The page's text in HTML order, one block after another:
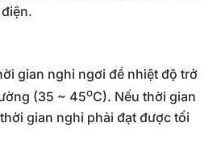
gian nghỉ ngơi để nhiệt độ trở
(35 ~ 45oC). Nếu thời gian
gian nghỉ phải đạt được tối